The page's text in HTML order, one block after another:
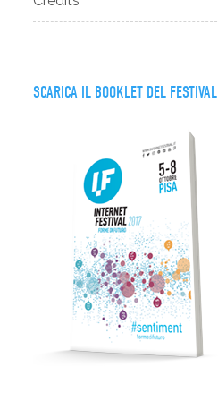
SCARICA IL BOOKLET DEL FESTIVAL